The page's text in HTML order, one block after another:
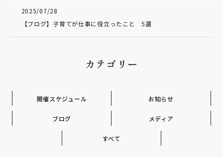
2025/07/28
【ブログ】子育てが仕事に役立ったこと 5選
カテゴリー
開催スケジュール お知らせ
ブログ メディア
すべて